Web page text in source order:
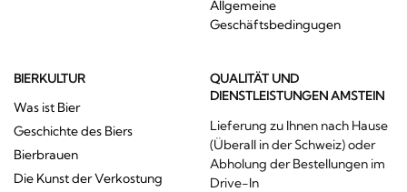
Allgemeine
Geschäftsbedingugen
BIERKULTUR
Was ist Bier
Geschichte des Biers
Bierbrauen
Die Kunst der Verkostung
QUALITÄT UND
DIENSTLEISTUNGEN AMSTEIN
Lieferung zu Ihnen nach Hause
(Überall in der Schweiz) oder
Abholung der Bestellungen im
Drive-In